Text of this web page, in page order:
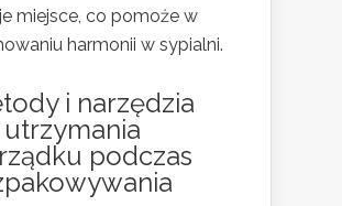
miejsce, co pomoże w
harmonii w sypialni.
i narzędzia
podczas